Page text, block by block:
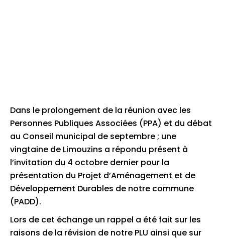
Dans le prolongement de la réunion avec les
Personnes Publiques Associées (PPA) et du débat
au Conseil municipal de septembre ; une
vingtaine de Limouzins a répondu présent à
l’invitation du 4 octobre dernier pour la
présentation du Projet d’Aménagement et de
Développement Durables de notre commune
(PADD).
Lors de cet échange un rappel a été fait sur les
raisons de la révision de notre PLU ainsi que sur